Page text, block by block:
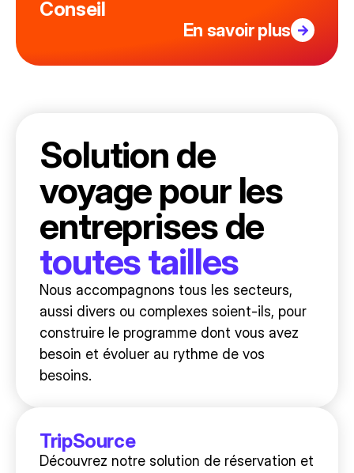
Conseil
En savoir plus
Solution de
voyage pour les
entreprises de
toutes tailles
Nous accompagnons tous les secteurs,
aussi divers ou complexes soient‑ils, pour
construire le programme dont vous avez
besoin et évoluer au rythme de vos
besoins.
TripSource
Découvrez notre solution de réservation et